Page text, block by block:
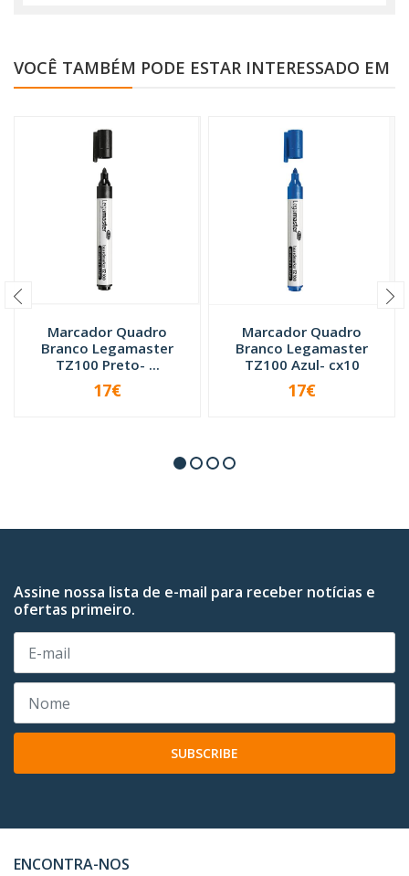
VOCÊ TAMBÉM PODE ESTAR INTERESSADO EM
Marcador Quadro
Branco Legamaster
TZ100 Preto- ...
+
17€
Marcador Quadro
Branco Legamaster
TZ100 Azul- cx10
+
17€
Assine nossa lista de e-mail para receber notícias e
ofertas primeiro.
SUBSCRIBE
ENCONTRA-NOS